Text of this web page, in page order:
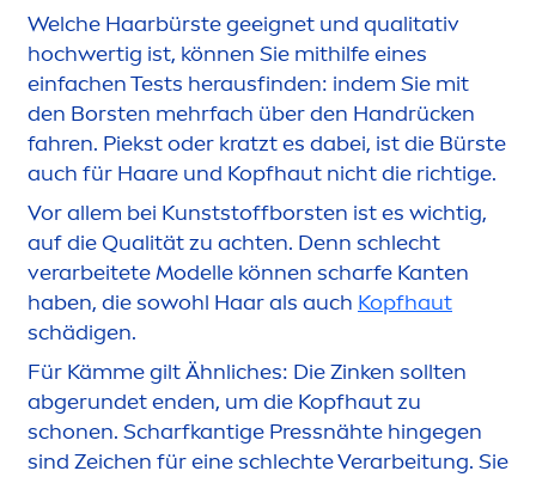
Welche Haarbürste geeignet und qualitativ
hochwertig ist, können Sie mithilfe eines
einfachen Tests herausfinden: indem Sie mit
den Borsten mehrfach über den Handrücken
fahren. Piekst oder kratzt es dabei, ist die Bürste
auch für Haare und Kopfhaut nicht die richtige.
Vor allem bei Kunststoffborsten ist es wichtig,
auf die Qualität zu achten. Denn schlecht
verarbeitete Modelle können scharfe Kanten
haben, die sowohl Haar als auch Kopfhaut
schädigen.
Für Kämme gilt Ähnliches: Die Zinken sollten
abgerundet enden, um die Kopfhaut zu
schonen. Scharfkantige Pressnähte hingegen
sind Zeichen für eine schlechte Verarbeitung. Sie